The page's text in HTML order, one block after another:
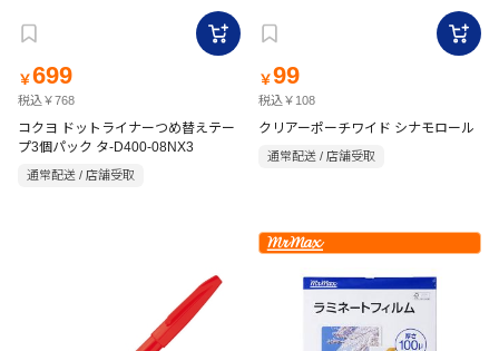
￥699
税込￥768
コクヨ ドットライナーつめ替えテー
プ3個パック タ-D400-08NX3
通常配送 / 店舗受取
￥99
税込￥108
クリアーポーチワイド シナモロール
通常配送 / 店舗受取